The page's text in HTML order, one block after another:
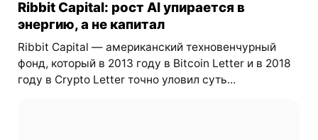
Ribbit Capital: рост AI упирается в
энергию, а не капитал
Ribbit Capital — американский техновенчурный
фонд, который в 2013 году в Bitcoin Letter и в 2018
году в Crypto Letter точно уловил суть...